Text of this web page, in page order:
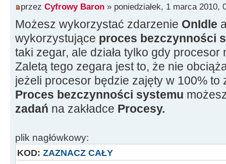
przez Cyfrowy Baron » poniedziałek, 1 marca 2010,
Możesz wykorzystać zdarzenie OnIdle
wykorzystujące proces bezczynności
taki zegar, ale działa tylko gdy procesor
Zaletą tego zegara jest to, że nie
jeżeli procesor będzie zajęty w 100% to
Proces bezczynności systemu
zadań na zakładce Procesy.
plik nagłówkowy:
KOD: ZAZNACZ CAŁY